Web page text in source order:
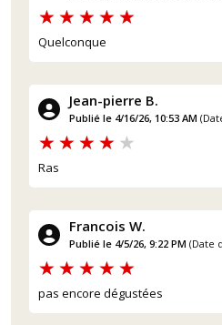
Quelconque
Jean-pierre B.
Publié le 4/16/26, 10:53 AM
Ras
Francois W.
Publié le 4/5/26, 9:22 PM (Date
pas encore dégustées